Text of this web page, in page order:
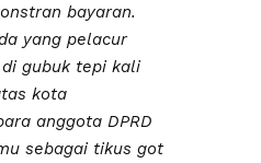
bayaran.
yang pelacur
gubuk tepi kali
kota
anggota DPRD
sebagai tikus got